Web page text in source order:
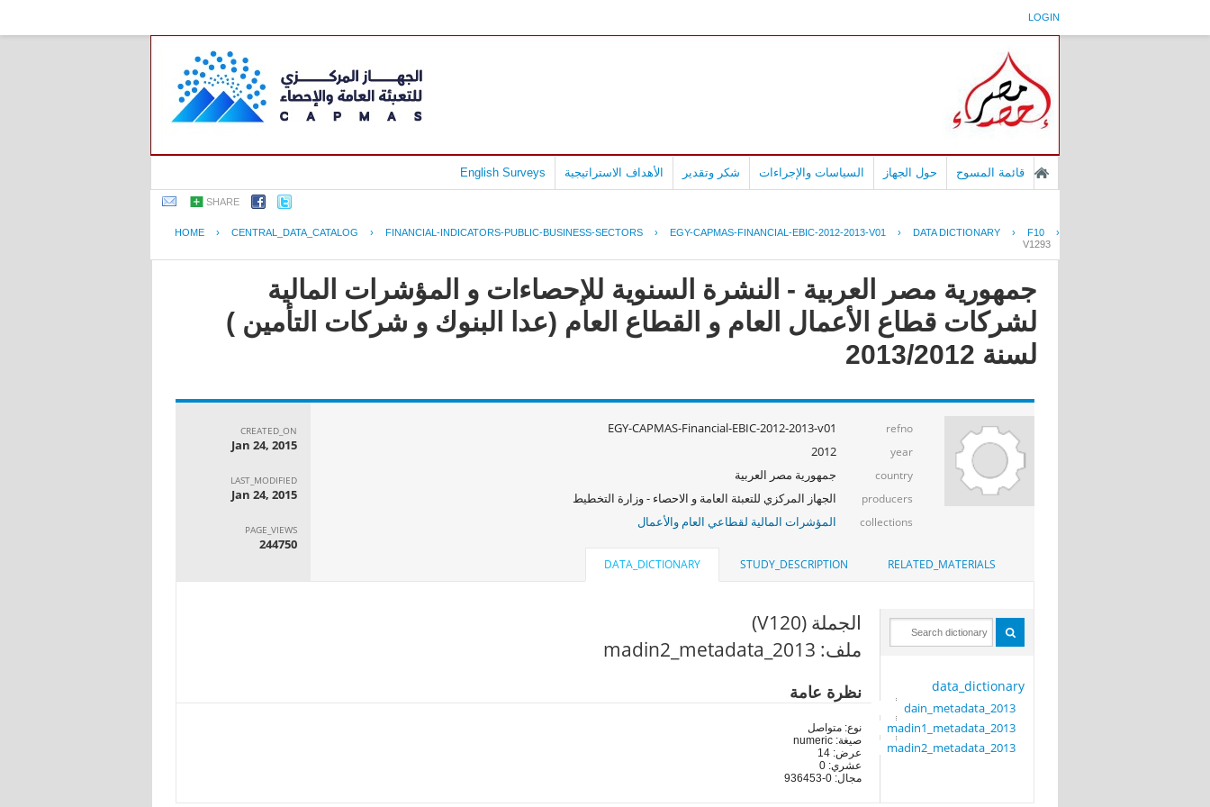
LOGIN
قائمة المسوح حول الجهاز السياسات والإجراءات شكر وتقدير الأهداف الاستراتيجية English Surveys
SHARE
HOME › CENTRAL_DATA_CATALOG › FINANCIAL-INDICATORS-PUBLIC-BUSINESS-SECTORS › EGY-CAPMAS-FINANCIAL-EBIC-2012-2013-V01 › DATA DICTIONARY › F10
›
V1293
جمهورية مصر العربية - النشرة السنوية للإحصاءات و المؤشرات المالية
لشركات قطاع الأعمال العام و القطاع العام (عدا البنوك و شركات التأمين )
لسنة 2013/2012
refno
EGY-CAPMAS-Financial-EBIC-2012-2013-v01
year
2012
country جمهورية مصر العربية
producers الجهاز المركزي للتعبئة العامة و الاحصاء - وزارة التخطيط
collections المؤشرات المالية لقطاعي العام والأعمال
CREATED_ON
Jan 24, 2015
LAST_MODIFIED
Jan 24, 2015
PAGE_VIEWS
244750
RELATED_MATERIALS
STUDY_DESCRIPTION
DATA_DICTIONARY
data_dictionary
dain_metadata_2013
madin1_metadata_2013
madin2_metadata_2013
الجملة (V120)
ملف: madin2_metadata_2013
نظرة عامة
نوع: متواصل
صيغة: numeric
عرض: 14
عشري: 0
مجال: 0-936453